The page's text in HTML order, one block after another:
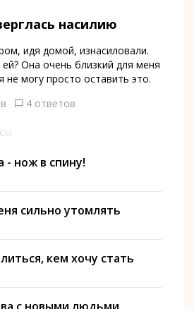
насилию
идя домой, изнасиловали.
Она очень близкий для меня
не могу просто оставить это.
4 ответов
- нож в спину!
сильно утомлять
кем хочу стать